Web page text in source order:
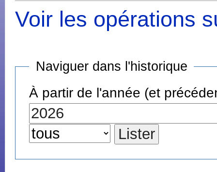
Voir les opérations
Naviguer dans l'historique
À partir de l'année (et